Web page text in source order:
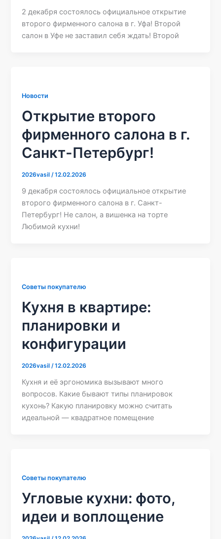
2 декабря состоялось официальное открытие
второго фирменного салона в г. Уфа! Второй
салон в Уфе не заставил себя ждать! Второй
Новости
Открытие второго
фирменного салона в г.
Санкт-Петербург!
2026vasil/12.02.2026
9 декабря состоялось официальное открытие
второго фирменного салона в г. Санкт-
Петербург! Не салон, а вишенка на торте
Любимой кухни!
Советы покупателю
Кухня в квартире:
планировки и
конфигурации
2026vasil/12.02.2026
Кухня и её эргономика вызывают много
вопросов. Какие бывают типы планировок
кухонь? Какую планировку можно считать
идеальной — квадратное помещение
Советы покупателю
Угловые кухни: фото,
идеи и воплощение